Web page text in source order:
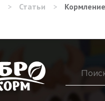
> Статьи >